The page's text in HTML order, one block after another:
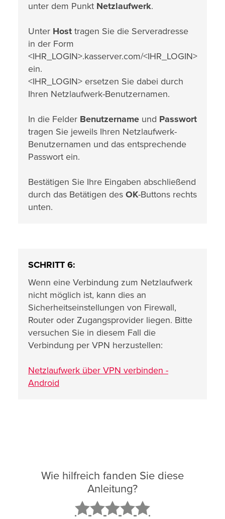
unter dem Punkt Netzlaufwerk.
Unter Host tragen Sie die Serveradresse
in der Form
<IHR_LOGIN>.kasserver.com/<IHR_LOGIN>
ein.
<IHR_LOGIN> ersetzen Sie dabei durch
Ihren Netzlaufwerk-Benutzernamen.
In die Felder Benutzername und Passwort
tragen Sie jeweils Ihren Netzlaufwerk-
Benutzernamen und das entsprechende
Passwort ein.
Bestätigen Sie Ihre Eingaben abschließend
durch das Betätigen des OK-Buttons rechts
unten.
SCHRITT 6:
Wenn eine Verbindung zum Netzlaufwerk
nicht möglich ist, kann dies an
Sicherheitseinstellungen von Firewall,
Router oder Zugangsprovider liegen. Bitte
versuchen Sie in diesem Fall die
Verbindung per VPN herzustellen:
Netzlaufwerk über VPN verbinden -
Android
Wie hilfreich fanden Sie diese
Anleitung?